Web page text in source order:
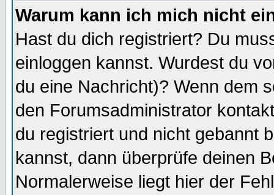
Warum kann ich mich nicht
Hast du dich registriert? Du
einloggen kannst. Wurdest du
du eine Nachricht)? Wenn dem
den Forumsadministrator
du registriert und nicht gebannt
kannst, dann überprüfe deinen
Normalerweise liegt hier der